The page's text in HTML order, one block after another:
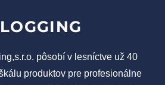
pôsobí v lesníctve už 40
produktov pre profesionálne